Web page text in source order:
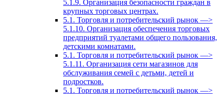
5.1.9. Организация безопасности граждан в
крупных торговых центрах.
5.1. Торговля и потребительский рынок —>
5.1.10. Организация обеспечения торговых
предприятий туалетами общего пользования,
детскими комнатами.
5.1. Торговля и потребительский рынок —>
5.1.11. Организация сети магазинов для
обслуживания семей с детьми, детей и
подростков.
5.1. Торговля и потребительский рынок —>